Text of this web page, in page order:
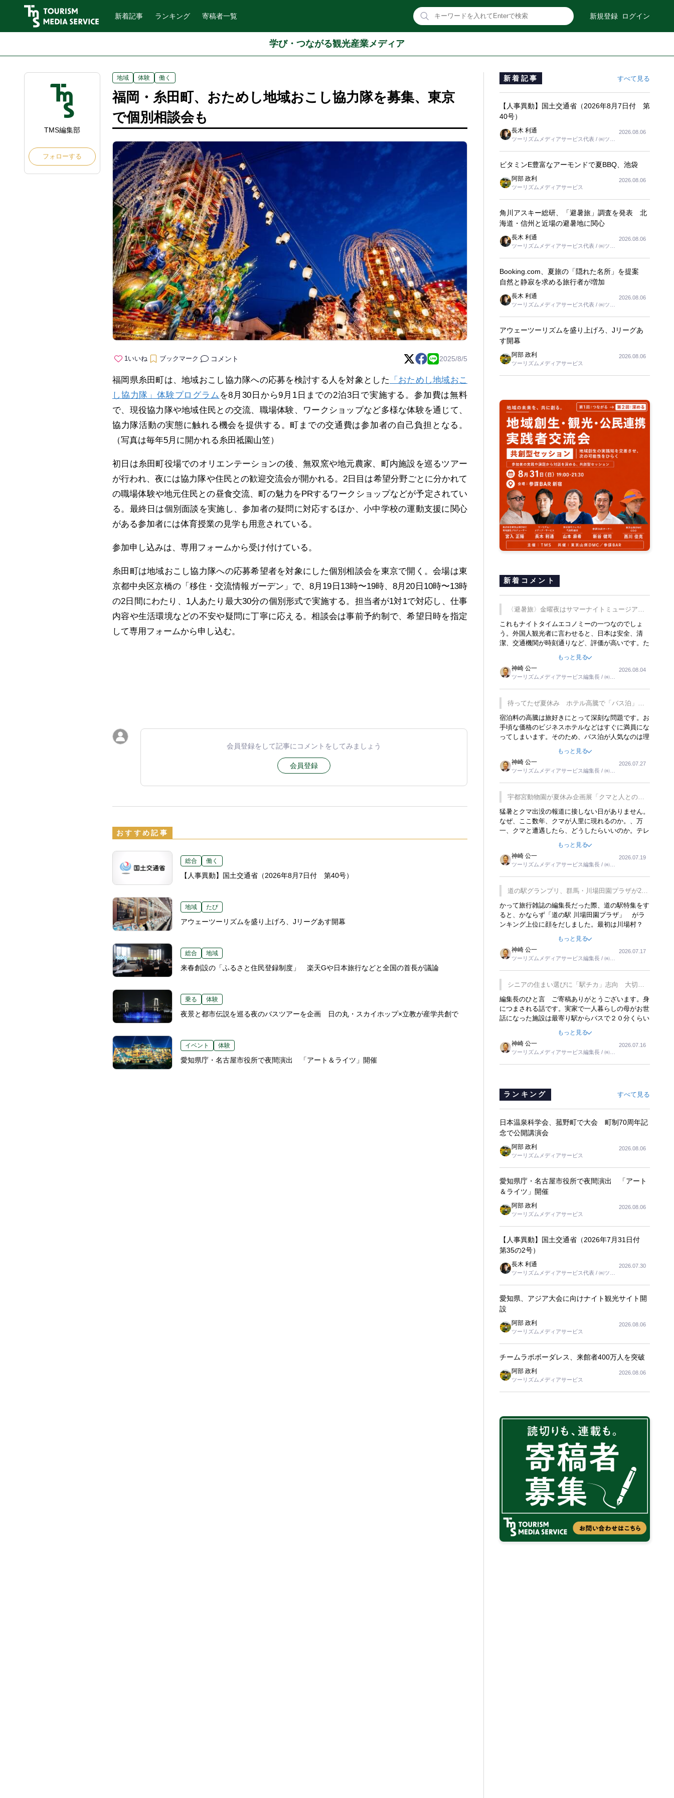
新着記事 ランキング 寄稿者一覧 新規登録 ログイン
学び・つながる観光産業メディア
TMS編集部
フォローする
地域 体験 働く
福岡・糸田町、おためし地域おこし協力隊を募集、東京
で個別相談会も
1いいね ブックマーク コメント 2025/8/5
福岡県糸田町は、地域おこし協力隊への応募を検討する人を対象とした 「おためし地域おこ
し協力隊」体験プログラム を8月30日から9月1日までの2泊3日で実施する。参加費は無料
で、現役協力隊や地域住民との交流、職場体験、ワークショップなど多様な体験を通じて、
協力隊活動の実態に触れる機会を提供する。町までの交通費は参加者の自己負担となる。
（写真は毎年5月に開かれる糸田祗園山笠）
初日は糸田町役場でのオリエンテーションの後、無双窯や地元農家、町内施設を巡るツアー
が行われ、夜には協力隊や住民との歓迎交流会が開かれる。2日目は希望分野ごとに分かれて
の職場体験や地元住民との昼食交流、町の魅力をPRするワークショップなどが予定されてい
る。最終日は個別面談を実施し、参加者の疑問に対応するほか、小中学校の運動支援に関心
がある参加者には体育授業の見学も用意されている。
参加申し込みは、専用フォームから受け付けている。
糸田町は地域おこし協力隊への応募希望者を対象にした個別相談会を東京で開く。会場は東
京都中央区京橋の「移住・交流情報ガーデン」で、8月19日13時〜19時、8月20日10時〜13時
の2日間にわたり、1人あたり最大30分の個別形式で実施する。担当者が1対1で対応し、仕事
内容や生活環境などの不安や疑問に丁寧に応える。相談会は事前予約制で、希望日時を指定
して専用フォームから申し込む。
会員登録をして記事にコメントをしてみましょう
会員登録
おすすめ記事
総合 働く
【人事異動】国土交通省（2026年8月7日付 第40号）
地域 たび
アウェーツーリズムを盛り上げろ、Jリーグあす開幕
総合 地域
来春創設の「ふるさと住民登録制度」 楽天Gや日本旅行などと全国の首長が議論
乗る 体験
夜景と都市伝説を巡る夜のバスツアーを企画 日の丸・スカイホップ×立教が産学共創で
イベント 体験
愛知県庁・名古屋市役所で夜間演出 「アート＆ライツ」開催
新着記事 すべて見る
【人事異動】国土交通省（2026年8月7日付 第
40号）
長木 利通
ツーリズムメディアサービス代表 / ㈱ツー
2026.08.06
ビタミンE豊富なアーモンドで夏BBQ、池袋
阿部 政利
ツーリズムメディアサービス
2026.08.06
角川アスキー総研、「避暑旅」調査を発表 北
海道・信州と近場の避暑地に関心
長木 利通
ツーリズムメディアサービス代表 / ㈱ツー
2026.08.06
Booking.com、夏旅の「隠れた名所」を提案
自然と静寂を求める旅行者が増加
長木 利通
ツーリズムメディアサービス代表 / ㈱ツー
2026.08.06
アウェーツーリズムを盛り上げろ、Jリーグあ
す開幕
阿部 政利
ツーリズムメディアサービス
2026.08.06
新着コメント
〈避暑旅〉金曜夜はサマーナイトミュージア
ム、都立6施設で
これもナイトタイムエコノミーの一つなのでしょ
う。外国人観光者に言わせると、日本は安全、清
潔、交通機関が時刻通りなど、評価が高いです。た
す。そのような意味で、金曜夜にこのようなイベン
トが行われれば、日本人に限らず外国人にとっても
楽しみが増えるでしょうね。
もっと見る
神崎 公一
ツーリズムメディアサービス編集長 / ㈱ツ
2026.08.04
待ってたぜ夏休み ホテル高騰で「バス泊」人
気
宿泊料の高騰は旅好きにとって深刻な問題です。お
手頃な価格のビジネスホテルなどはすぐに満員にな
ってしまいます。そのため、バス泊が人気なのは理
行をした時は、移動はグレイハウンドバスでした。
夕方から夜の便を利用してホテル代を浮かせていま
した。ただし、若いからできたことです。若い人が
夜行バスで京都に行った、青森に行ったと聞くと、
疲れが残らないのかなと思ってしまいます。
もっと見る
神崎 公一
ツーリズムメディアサービス編集長 / ㈱ツ
2026.07.27
宇都宮動物園が夏休み企画展「クマと人との距
離」を7月20日から開催
猛暑とクマ出没の報道に接しない日がありません。
なぜ、ここ数年、クマが人里に現れるのか。、万
一、クマと遭遇したら、どうしたらいいのか。テレ
るなんてことは、冗談でもいえません。そんな中
で、この企画展はタイムリーですね。
もっと見る
神崎 公一
ツーリズムメディアサービス編集長 / ㈱ツ
2026.07.19
道の駅グランプリ、群馬・川場田園プラザが2連
覇
かって旅行雑誌の編集長だった際、道の駅特集をす
ると、かならず「道の駅 川場田園プラザ」 がラ
ンキング上位に顔をだしました。最初は川場村？
れ永井 彰一社長にインタビューしたら、興味深い
話が次々が飛び出しました。プレゼンも巧みで、今
でも思い出すことが２つあります。一つは、従業員
に東京ディズニーランドを見学させ、サービス業、
接客業の何かを理解してもらっていることです。
もう一つは1800円もするプレミアムヨーグルトを
販売するにあたり、社内に懸念もあったそうです。
永井社長は、駐車場に都内ナンバーの高級外車が停
まっていることに目をつけ、高級商品でも売れると
確信したそうです。今回の記事を懐かしく読みまし
もっと見る
神崎 公一
ツーリズムメディアサービス編集長 / ㈱ツ
2026.07.17
シニアの住まい選びに「駅チカ」志向 大切な
のは出かけたくなる暮らし
編集長のひと言 ご寄稿ありがとうございます。身
につまされる話です。実家で一人暮らしの母がお世
話になった施設は最寄り駅からバスで２０分くらい
りました。母の住まいから近いという理由で、その
施設を選択したのですが、私と妹にとっては、半日
仕事ででした。シニアの住まい選びは、当人だけで
はなく、世話をする家族の足の便も考えない外池な
もっと見る
神崎 公一
ツーリズムメディアサービス編集長 / ㈱ツ
2026.07.16
ランキング すべて見る
日本温泉科学会、菰野町で大会 町制70周年記
念で公開講演会
阿部 政利
ツーリズムメディアサービス
2026.08.06
愛知県庁・名古屋市役所で夜間演出 「アート
＆ライツ」開催
阿部 政利
ツーリズムメディアサービス
2026.08.06
【人事異動】国土交通省（2026年7月31日付
第35の2号）
長木 利通
ツーリズムメディアサービス代表 / ㈱ツー
2026.07.30
愛知県、アジア大会に向けナイト観光サイト開
設
阿部 政利
ツーリズムメディアサービス
2026.08.06
チームラボボーダレス、来館者400万人を突破
阿部 政利
ツーリズムメディアサービス
2026.08.06